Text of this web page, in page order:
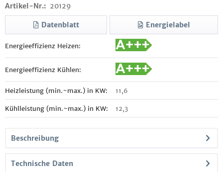
Artikel-Nr.: 20129
Datenblatt Energielabel
Energieeffizienz Heizen:
Energieeffizienz Kühlen:
Heizleistung (min.~max.) in KW: 11,6
Kühlleistung (min.~max.) in KW: 12,3
Beschreibung
Technische Daten